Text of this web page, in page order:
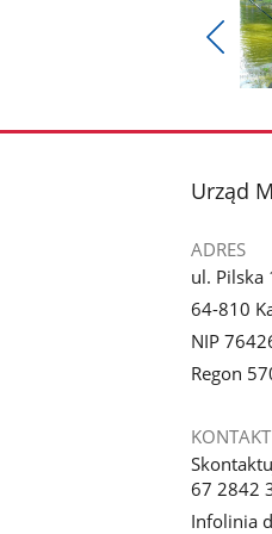
Pokaż
stopka
Urząd
ADRES
ul. Pilska
64-810
NIP
Regon
KONTAKT
67 2842
Infolinia